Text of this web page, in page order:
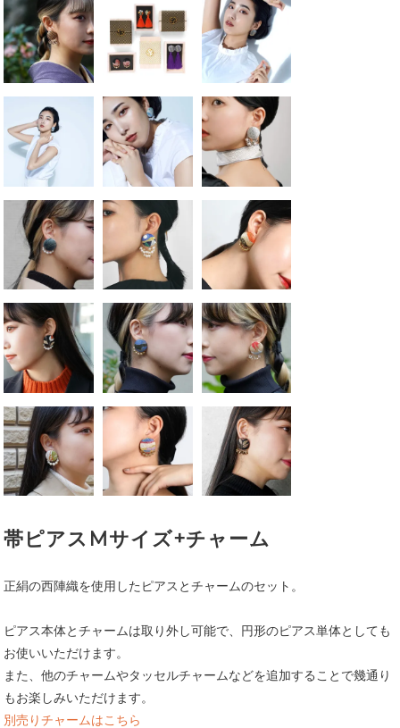
帯ピアスMサイズ+チャーム
正絹の西陣織を使用したピアスとチャームのセット。
ピアス本体とチャームは取り外し可能で、円形のピアス単体としても
お使いいただけます。
また、他のチャームやタッセルチャームなどを追加することで幾通り
もお楽しみいただけます。
別売りチャームはこちら